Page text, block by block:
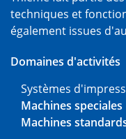
techniques et
également issues
Domaines d'activités
Systèmes
Machines speciales
Machines